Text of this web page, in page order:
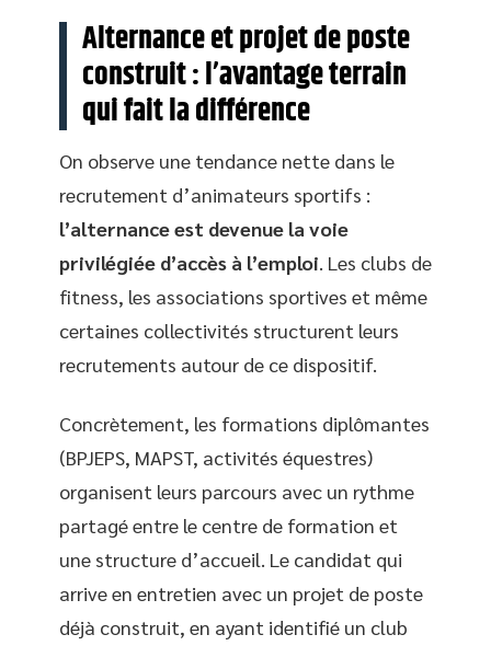
Alternance et projet de poste
construit : l’avantage terrain
qui fait la différence
On observe une tendance nette dans le
recrutement d’animateurs sportifs :
l’alternance est devenue la voie
privilégiée d’accès à l’emploi. Les clubs de
fitness, les associations sportives et même
certaines collectivités structurent leurs
recrutements autour de ce dispositif.
Concrètement, les formations diplômantes
(BPJEPS, MAPST, activités équestres)
organisent leurs parcours avec un rythme
partagé entre le centre de formation et
une structure d’accueil. Le candidat qui
arrive en entretien avec un projet de poste
déjà construit, en ayant identifié un club